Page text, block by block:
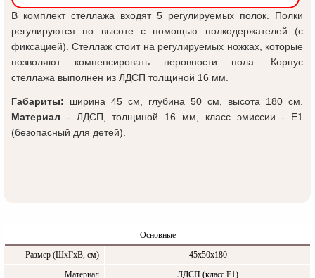
В комплект стеллажа входят 5 регулируемых полок.
Полки
регулируются по высоте с помощью полкодержателей (с
фиксацией). Стеллаж стоит на регулируемых ножках, которые
позволяют компенсировать неровности пола. Корпус
стеллажа выполнен из ЛДСП толщиной 16 мм.
Габариты: ширина 45 см, глубина 50 см, высота 180 см.
Материал - ЛДСП, толщиной 16 мм, класс эмиссии - Е1
(безопасный для детей).
Основные
Размер (ШxГxВ, см)
45x50x180
Материал
ЛДСП (класс Е1)